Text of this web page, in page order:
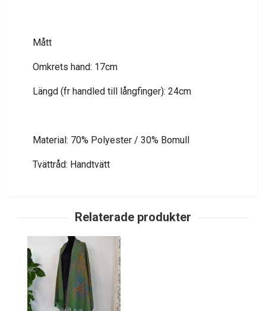
Mått
Omkrets hand: 17cm
Längd (fr handled till långfinger): 24cm
Material: 70% Polyester / 30% Bomull
Tvättråd: Handtvätt